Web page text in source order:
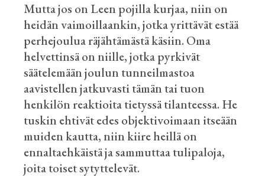
Mutta jos on Leen pojilla kurjaa, niin on
heidän vaimoillaankin, jotka yrittävät estää
perhejoulua räjähtämästä käsiin. Oma
helvettinsä on niille, jotka pyrkivät
säätelemään joulun tunneilmastoa
aavistellen jatkuvasti tämän tai tuon
henkilön reaktioita tietyssätilanteessa. He
tuskin ehtivät edes objektivoimaan itseään
muiden kautta, niin kiire heillä on
ennaltaehkäistä ja sammuttaa tulipaloja,
joita toiset sytyttelevät.